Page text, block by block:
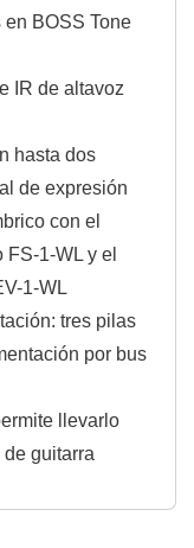
en BOSS Tone
IR de altavoz
hasta dos
de expresión
con el
1-WL y el
1-WL
tres pilas
por bus
llevarlo
guitarra